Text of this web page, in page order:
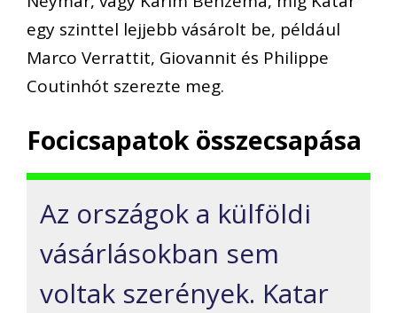
egy szinttel lejjebb vásárolt be, például
Marco Verrattit, Giovannit és Philippe
Coutinhót szerezte meg.
Focicsapatok összecsapása
Az országok a külföldi
vásárlásokban sem
voltak szerények. Katar